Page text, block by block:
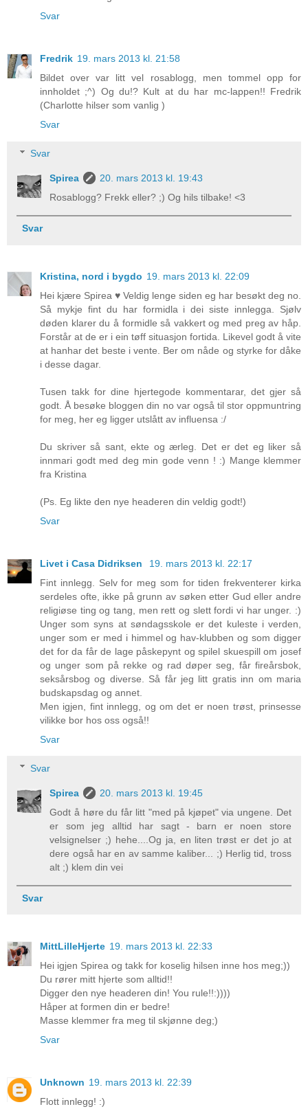
Svar
Fredrik 19. mars 2013 kl. 21:58
Bildet over var litt vel rosablogg, men tommel opp for
innholdet ;^) Og du!? Kult at du har mc-lappen!! Fredrik
(Charlotte hilser som vanlig )
Svar
Svar
Spirea
20. mars 2013 kl. 19:43
Rosablogg? Frekk eller? ;) Og hils tilbake! <3
Svar
Kristina, nord i bygdo 19. mars 2013 kl. 22:09
Hei kjære Spirea ♥ Veldig lenge siden eg har besøkt deg no.
Så mykje fint du har formidla i dei siste innlegga. Sjølv
døden klarer du å formidle så vakkert og med preg av håp.
Forstår at de er i ein tøff situasjon fortida. Likevel godt å vite
at hanhar det beste i vente. Ber om nåde og styrke for dåke
i desse dagar.
Tusen takk for dine hjertegode kommentarar, det gjer så
godt. Å besøke bloggen din no var også til stor oppmuntring
for meg, her eg ligger utslått av influensa :/
Du skriver så sant, ekte og ærleg. Det er det eg liker så
innmari godt med deg min gode venn ! :) Mange klemmer
fra Kristina
(Ps. Eg likte den nye headeren din veldig godt!)
Svar
Livet i Casa Didriksen
19. mars 2013 kl. 22:17
Fint innlegg. Selv for meg som for tiden frekventerer kirka
serdeles ofte, ikke på grunn av søken etter Gud eller andre
religiøse ting og tang, men rett og slett fordi vi har unger. :)
Unger som syns at søndagsskole er det kuleste i verden,
unger som er med i himmel og hav-klubben og som digger
det for da får de lage påskepynt og spilel skuespill om josef
og unger som på rekke og rad døper seg, får fireårsbok,
seksårsbog og diverse. Så får jeg litt gratis inn om maria
budskapsdag og annet.
Men igjen, fint innlegg, og om det er noen trøst, prinsesse
vilikke bor hos oss også!!
Svar
Svar
Spirea
20. mars 2013 kl. 19:45
Godt å høre du får litt "med på kjøpet" via ungene. Det
er som jeg alltid har sagt - barn er noen store
velsignelser ;) hehe....Og ja, en liten trøst er det jo at
dere også har en av samme kaliber... ;) Herlig tid, tross
alt ;) klem din vei
Svar
MittLilleHjerte 19. mars 2013 kl. 22:33
Hei igjen Spirea og takk for koselig hilsen inne hos meg;))
Du rører mitt hjerte som alltid!!
Digger den nye headeren din! You rule!!:))))
Håper at formen din er bedre!
Masse klemmer fra meg til skjønne deg;)
Svar
Unknown 19. mars 2013 kl. 22:39
Flott innlegg! :)